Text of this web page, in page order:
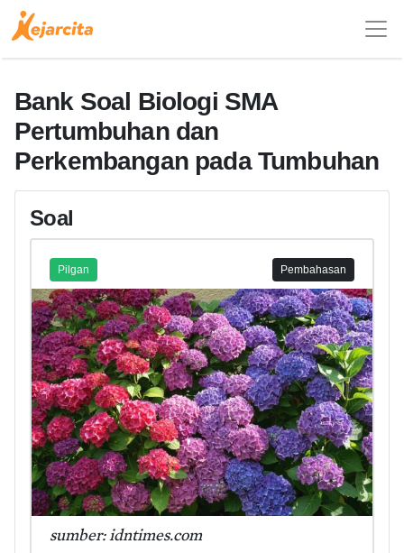
Bank Soal Biologi SMA
Pertumbuhan dan
Perkembangan pada Tumbuhan
Soal
Pilgan Pembahasan
sumber: idntimes.com